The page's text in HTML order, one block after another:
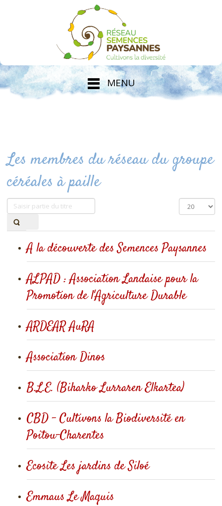
MENU
Les membres du réseau du groupe
céréales à paille
Saisir
partie
du
Affichage
#
A la découverte des Semences Paysannes
ALPAD : Association Landaise pour la
Promotion de l'Agriculture Durable
ARDEAR AuRA
Association Dinos
B.L.E. (Biharko Lurraren Elkartea)
CBD - Cultivons la Biodiversité en
Poitou-Charentes
Ecosite Les jardins de Siloé
Emmaus Le Maquis